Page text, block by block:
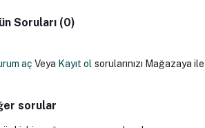
Soruları (0)
aç Veya Kayıt ol sorularınızı Mağazaya
sorular